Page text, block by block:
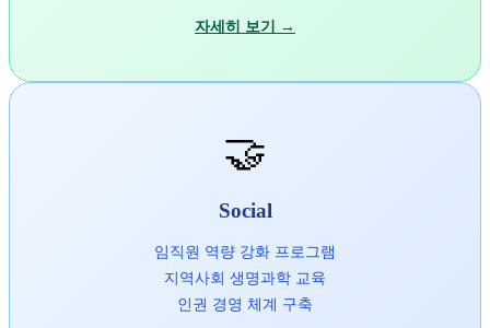
자세히 보기 →
🤝
Social
임직원 역량 강화 프로그램
지역사회 생명과학 교육
인권 경영 체계 구축